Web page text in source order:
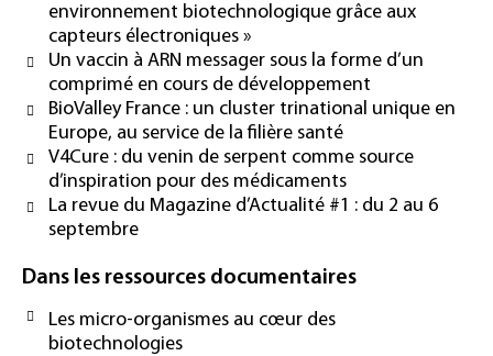
environnement biotechnologique grâce aux
capteurs électroniques »
Un vaccin à ARN messager sous la forme d’un
comprimé en cours de développement
BioValley France : un cluster trinational unique en
Europe, au service de la filière santé
V4Cure : du venin de serpent comme source
d’inspiration pour des médicaments
La revue du Magazine d’Actualité #1 : du 2 au 6
septembre
Dans les ressources documentaires
Les micro-organismes au cœur des
biotechnologies